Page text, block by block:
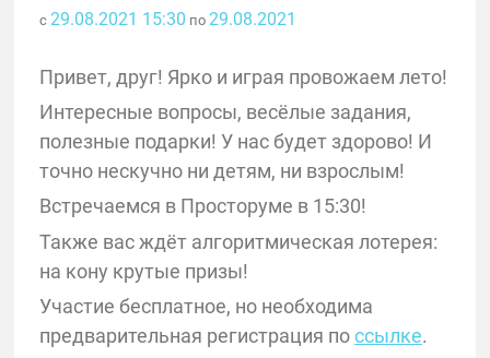
с 29.08.2021 15:30 по 29.08.2021
Привет, друг! Ярко и играя провожаем лето!
Интересные вопросы, весёлые задания,
полезные подарки! У нас будет здорово! И
точно нескучно ни детям, ни взрослым!
Встречаемся в Просторуме в 15:30!
Также вас ждёт алгоритмическая лотерея:
на кону крутые призы!
Участие бесплатное, но необходима
предварительная регистрация поссылке.